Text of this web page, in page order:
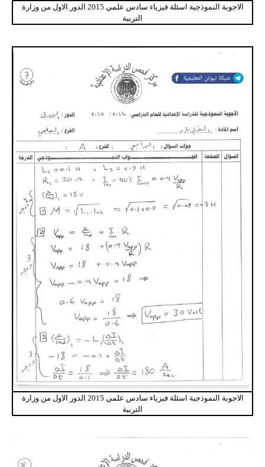
الاجوبة النموذجية اسئلة فيزياء سادس علمي 2015 الدور الاول من وزارة
التربية
الاجوبة النموذجية اسئلة فيزياء سادس علمي 2015 الدور الاول من وزارة
التربية